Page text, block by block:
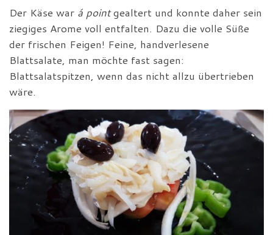
Der Käse war á pointgealtert und konnte daher sein
ziegiges Arome voll entfalten. Dazu die volle Süße
der frischen Feigen! Feine, handverlesene
Blattsalate, man möchte fast sagen:
Blattsalatspitzen, wenn das nicht allzu übertrieben
wäre.